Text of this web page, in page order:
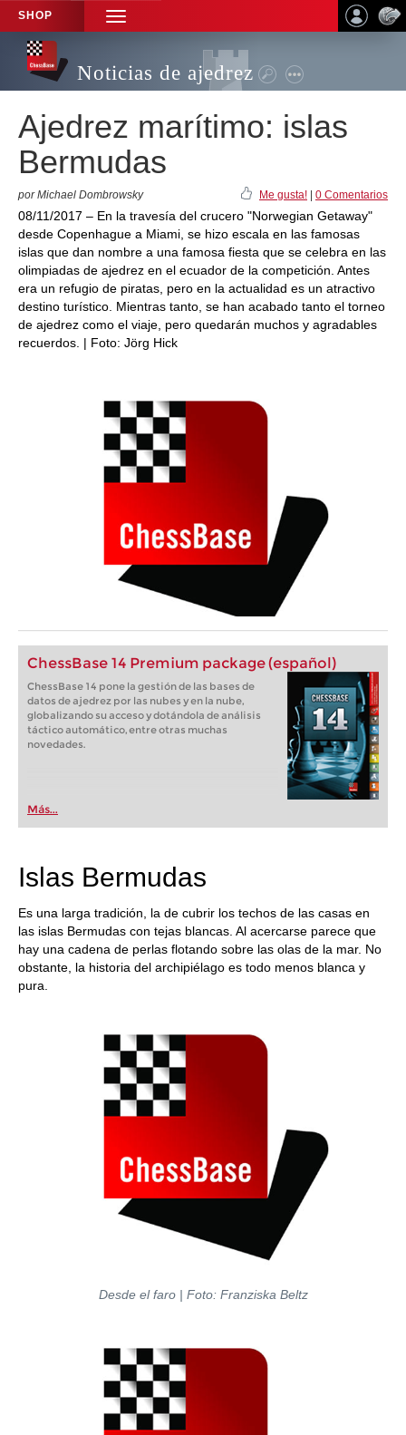
SHOP
TOGGLE
NAVIGATION
Noticias de ajedrez
Ajedrez marítimo: islas
Bermudas
por Michael Dombrowsky Me gusta! 0 Comentarios
08/11/2017 – En la travesía del crucero "Norwegian Getaway"
desde Copenhague a Miami, se hizo escala en las famosas
islas que dan nombre a una famosa fiesta que se celebra en las
olimpiadas de ajedrez en el ecuador de la competición. Antes
era un refugio de piratas, pero en la actualidad es un atractivo
destino turístico. Mientras tanto, se han acabado tanto el torneo
de ajedrez como el viaje, pero quedarán muchos y agradables
recuerdos. | Foto: Jörg Hick
ChessBase 14 Premium package (español)
ChessBase 14 pone la gestión de las bases de
datos de ajedrez por las nubes y en la nube,
globalizando su acceso y dotándola de análisis
táctico automático, entre otras muchas
novedades.
Más...
Islas Bermudas
Es una larga tradición, la de cubrir los techos de las casas en
las islas Bermudas con tejas blancas. Al acercarse parece que
hay una cadena de perlas flotando sobre las olas de la mar. No
obstante, la historia del archipiélago es todo menos blanca y
pura.
Desde el faro | Foto: Franziska Beltz